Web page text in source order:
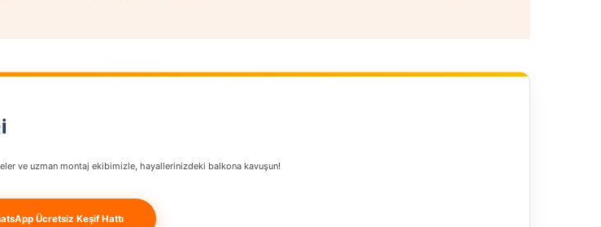
ve uzman montaj ekibimizle, hayallerinizdeki balkona kavuşun!
Ücretsiz Keşif Hattı